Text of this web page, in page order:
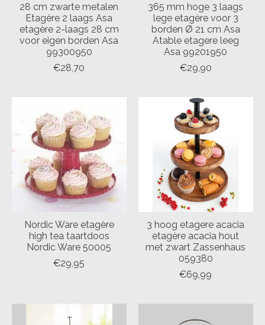
28 cm zwarte metalen
Etagère 2 laags Asa
etagère 2-laags 28 cm
voor eigen borden Asa
99300950
€28,70
365 mm hoge 3 laags
lege etagère voor 3
borden Ø 21 cm Asa
Atable etagere leeg
Asa 99201950
€29,90
Nordic Ware etagère
high tea taartdoos
Nordic Ware 50005
€29,95
3 hoog etagere acacia
etagère acacia hout
met zwart Zassenhaus
059380
€69,99